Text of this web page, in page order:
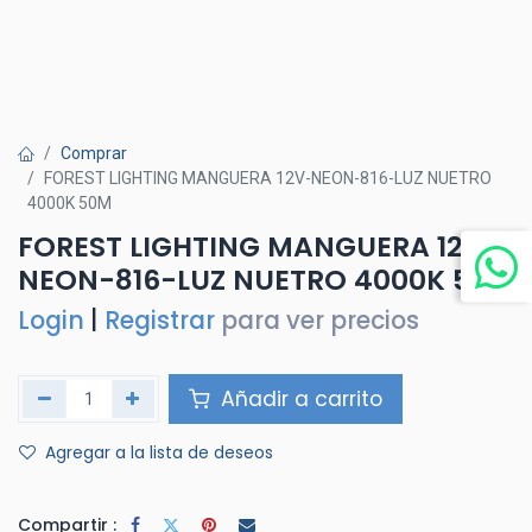
Comprar
FOREST LIGHTING MANGUERA 12V-NEON-816-LUZ NUETRO
4000K 50M
FOREST LIGHTING MANGUERA 12V-
NEON-816-LUZ NUETRO 4000K 50M
Login Registrar para ver precios
Añadir a carrito
Agregar a la lista de deseos
Compartir :